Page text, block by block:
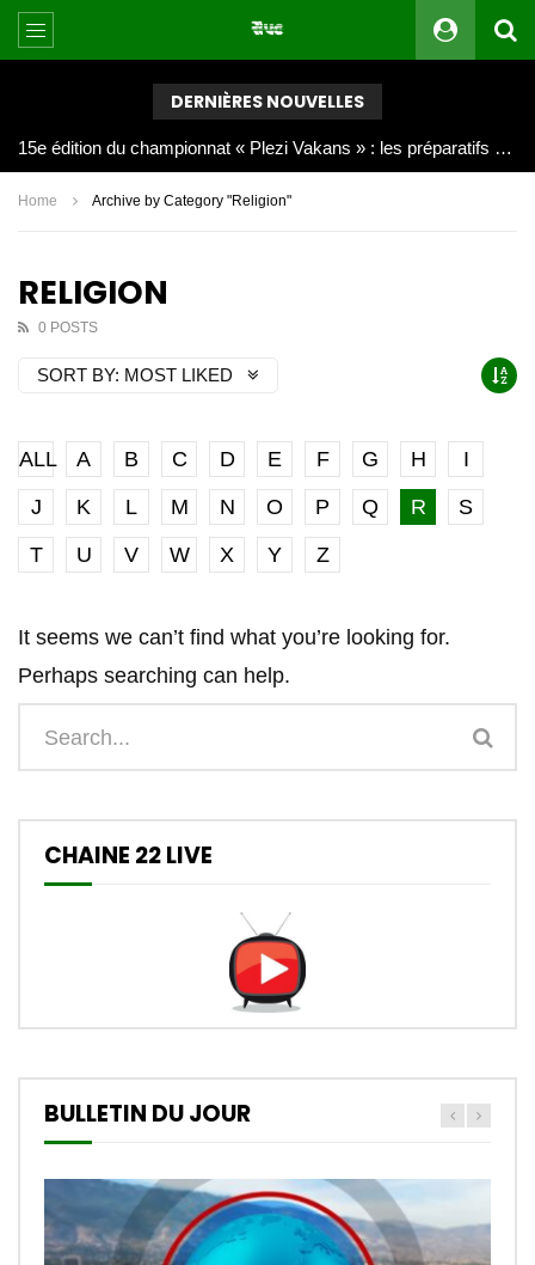
DERNIÈRES NOUVELLES
Joy Clerf Derisier, sur les traces de son père : évangéliser par la musique
Home Archive by Category "Religion"
RELIGION
0 POSTS
SORT BY: MOST LIKED
ALL A B C D E F G H
I
J
K L M N O P Q R
S
T
U V W X Y Z
It seems we can’t find what you’re looking for.
Perhaps searching can help.
CHAINE 22 LIVE
BULLETIN DU JOUR